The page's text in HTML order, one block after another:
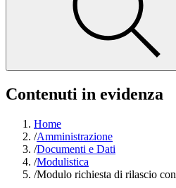
Contenuti in evidenza
Home
/Amministrazione
/Documenti e Dati
/Modulistica
/Modulo richiesta di rilascio